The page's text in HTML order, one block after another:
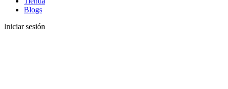
Blogs
Iniciar sesión